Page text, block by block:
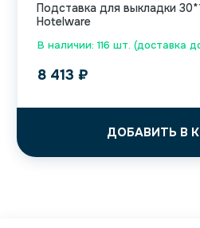
В наличии: 116 шт. (доставка
Подставка для выкладки
Hotelware
8 413 ₽
ДОБАВИТЬ В